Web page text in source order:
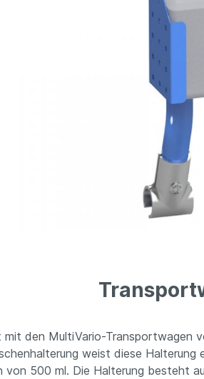
mit den MultiVario-Transportwagen
weist diese
von 500 ml. Die Halterung besteht